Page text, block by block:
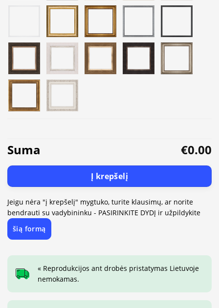
Suma €0.00
Į krepšelį
Jeigu nėra "į krepšelį" mygtuko, turite klausimų, ar norite
bendrauti su vadybininku - PASIRINKITE DYDĮ ir užpildykite
šią formą
« Reprodukcijos ant drobės pristatymas Lietuvoje
nemokamas.